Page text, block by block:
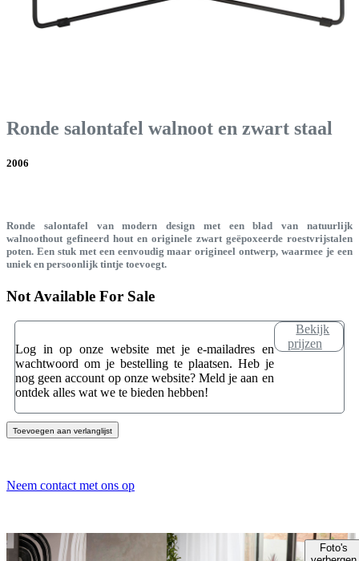
Ronde salontafel walnoot en zwart staal
2006
Ronde salontafel van modern design met een blad van natuurlijk
walnoothout gefineerd hout en originele zwart geëpoxeerde roestvrijstalen
poten. Een stuk met een eenvoudig maar origineel ontwerp, waarmee je een
uniek en persoonlijk tintje toevoegt.
Not Available For Sale
Log in op onze website met je e-mailadres en
wachtwoord om je bestelling te plaatsen. Heb je
nog geen account op onze website? Meld je aan en
ontdek alles wat we te bieden hebben!
Bekijk
prijzen
Toevoegen aan verlanglijst
Neem contact met ons op
Foto's